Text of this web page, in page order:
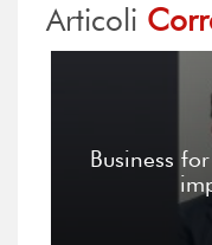
Articoli
Business